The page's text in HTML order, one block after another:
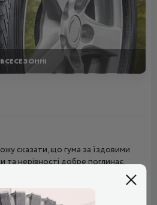
ВСЕСЕЗОННІ
сказати, що гума за їздовими
та нерівності добре поглинає,
витрата палива
(5.0)